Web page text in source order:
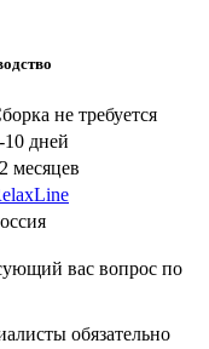
не требуется
10 дней
месяцев
вас вопрос по
обязательно